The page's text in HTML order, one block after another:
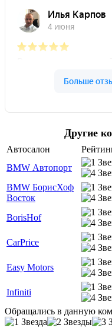
Другие
Автосалон
BMW Автопорт
BMW БорисХоф
Восток
BorisHof
CarPrice
Easy Motors
Infiniti
Обращались в данную